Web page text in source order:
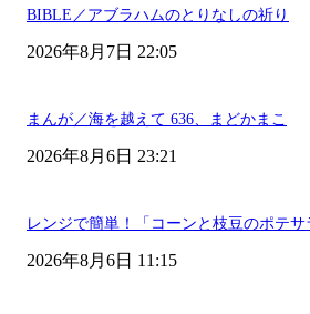
BIBLE／アブラハムのとりなしの祈り
2026年8月7日 22:05
まんが／海を越えて 636、まどかまこ
2026年8月6日 23:21
レンジで簡単！「コーンと枝豆のポテサ
2026年8月6日 11:15